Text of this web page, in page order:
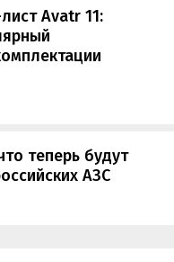
Avatr 11:
теперь будут
АЗС